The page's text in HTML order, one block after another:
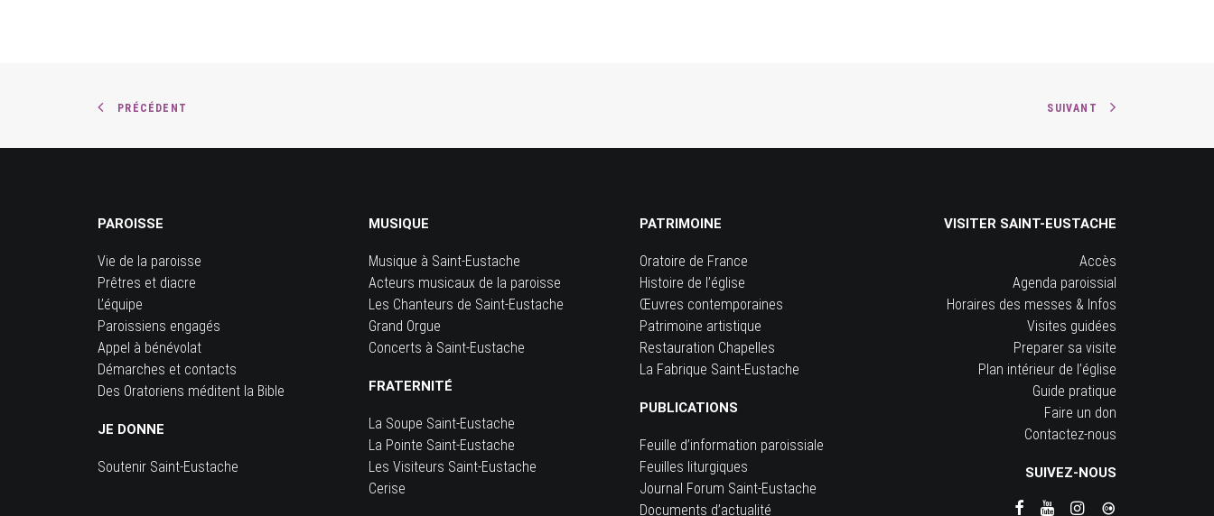
PRÉCÉDENT SUIVANT
PAROISSE
Vie de la paroisse
Prêtres et diacre
L’équipe
Paroissiens engagés
Appel à bénévolat
Démarches et contacts
Des Oratoriens méditent la Bible
JE DONNE
Soutenir Saint-Eustache
MUSIQUE
Musique à Saint-Eustache
Acteurs musicaux de la paroisse
Les Chanteurs de Saint-Eustache
Grand Orgue
Concerts à Saint-Eustache
FRATERNITÉ
La Soupe Saint-Eustache
La Pointe Saint-Eustache
Les Visiteurs Saint-Eustache
Cerise
PATRIMOINE
Oratoire de France
Histoire de l’église
Œuvres contemporaines
Patrimoine artistique
Restauration Chapelles
La Fabrique Saint-Eustache
PUBLICATIONS
Feuille d’information paroissiale
Feuilles liturgiques
Journal Forum Saint-Eustache
Documents d’actualité
VISITER SAINT-EUSTACHE
Accès
Agenda paroissial
Horaires des messes & Infos
Visites guidées
Preparer sa visite
Plan intérieur de l’église
Guide pratique
Faire un don
Contactez-nous
SUIVEZ-NOUS